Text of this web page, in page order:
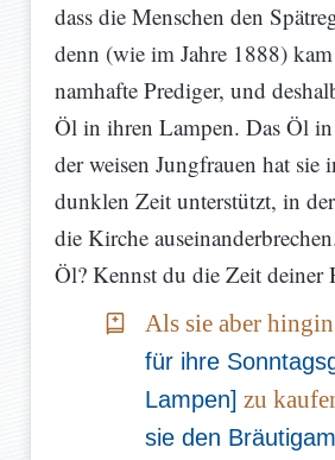
dass die Menschen den
denn (wie im Jahre 1888)
namhafte Prediger, und
Öl in ihren Lampen. Das Öl
der weisen Jungfrauen hat sie
dunklen Zeit unterstützt, in
die Kirche
Öl? Kennst du die Zeit deiner
Als sie aber
für ihre
Lampen] zu
sie den